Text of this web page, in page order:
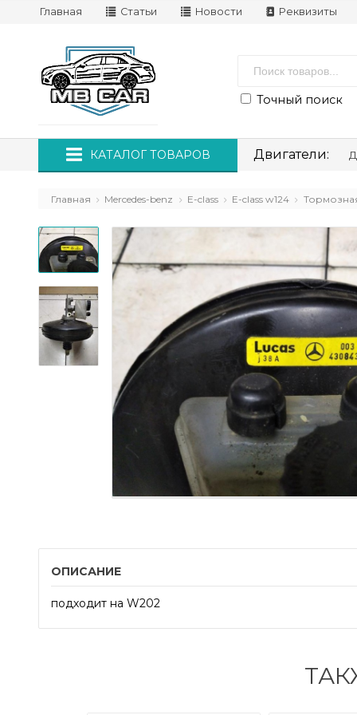
Главная Статьи Новости Реквизиты
Точный поиск
КАТАЛОГ ТОВАРОВ Двигатели:
Главная Mercedes-benz E-class E-class w124
ОПИСАНИЕ
подходит на W202